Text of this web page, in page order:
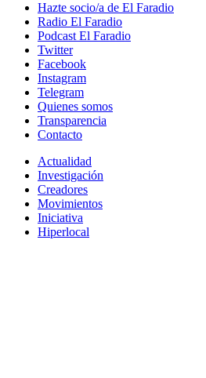
Hazte socio/a de El Faradio
Radio El Faradio
Podcast El Faradio
Twitter
Facebook
Instagram
Telegram
Quienes somos
Transparencia
Contacto
Actualidad
Investigación
Creadores
Movimientos
Iniciativa
Hiperlocal